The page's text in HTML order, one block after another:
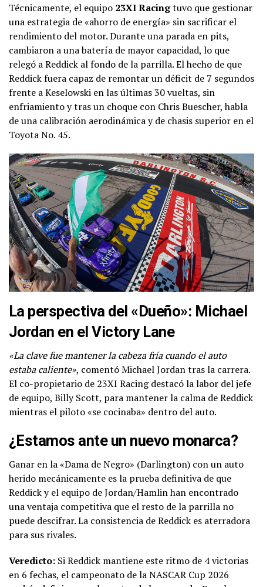
Técnicamente, el equipo 23XI Racingtuvo que gestionar
una estrategia de «ahorro de energía» sin sacrificar el
rendimiento del motor. Durante una parada en pits,
cambiaron a una batería de mayor capacidad, lo que
relegó a Reddick al fondo de la parrilla. El hecho de que
Reddick fuera capaz de remontar un déficit de 7 segundos
frente a Keselowski en las últimas 30 vueltas, sin
enfriamiento y tras un choque con Chris Buescher, habla
de una calibración aerodinámica y de chasis superior en el
Toyota No. 45.
La perspectiva del «Dueño»: Michael
Jordan en el Victory Lane
«La clave fue mantener la cabeza fría cuando el auto
estaba caliente», comentó Michael Jordan tras la carrera.
El co-propietario de 23XI Racing destacó la labor del jefe
de equipo, Billy Scott, para mantener la calma de Reddick
mientras el piloto «se cocinaba» dentro del auto.
¿Estamos ante un nuevo monarca?
Ganar en la «Dama de Negro» (Darlington) con un auto
herido mecánicamente es la prueba definitiva de que
Reddick y el equipo de Jordan/Hamlin han encontrado
una ventaja competitiva que el resto de la parrilla no
puede descifrar. La consistencia de Reddick es aterradora
para sus rivales.
Veredicto: Si Reddick mantiene este ritmo de 4 victorias
en 6 fechas, el campeonato de la NASCAR Cup 2026